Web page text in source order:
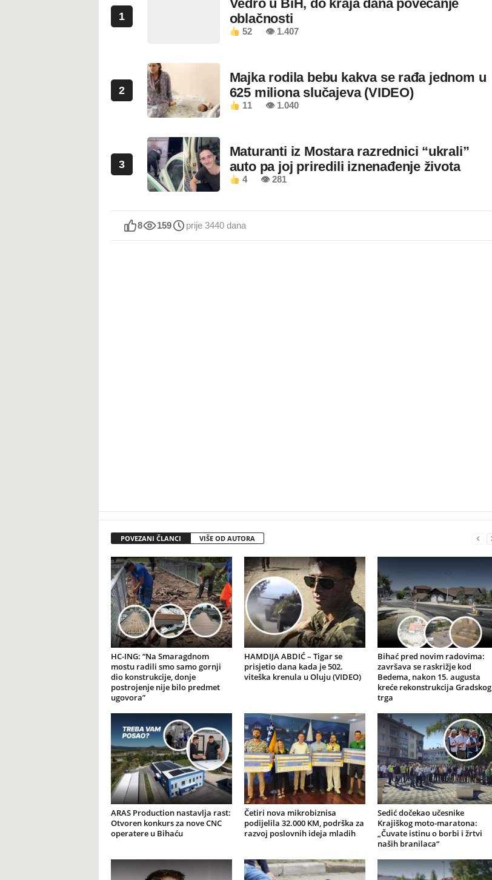
1
Vedro u BiH, do kraja dana povećanje
oblačnosti
52 👁 1.407
2
Majka rodila bebu kakva se rađa jednom u
625 miliona slučajeva (VIDEO)
11 👁 1.040
3
Maturanti iz Mostara razrednici “ukrali”
auto pa joj priredili iznenađenje života
4 👁 281
8 159 prije 3440 dana
POVEZANI ČLANCI VIŠE OD AUTORA
HC-ING: “Na Smaragdnom
mostu radili smo samo gornji
dio konstrukcije, donje
postrojenje nije bilo predmet
ugovora”
HAMDIJA ABDIĆ – Tigar se
prisjetio dana kada je 502.
viteška krenula u Oluju (VIDEO)
Bihać pred novim radovima:
završava se raskrižje kod
Bedema, nakon 15. augusta
kreće rekonstrukcija Gradskog
trga
ARAS Production nastavlja rast:
Otvoren konkurs za nove CNC
operatere u Bihaću
Četiri nova mikrobiznisa
podijelila 32.000 KM, podrška za
razvoj poslovnih ideja mladih
Sedić dočekao učesnike
Krajiškog moto-maratona:
„Čuvate istinu o borbi i žrtvi
naših branilaca“